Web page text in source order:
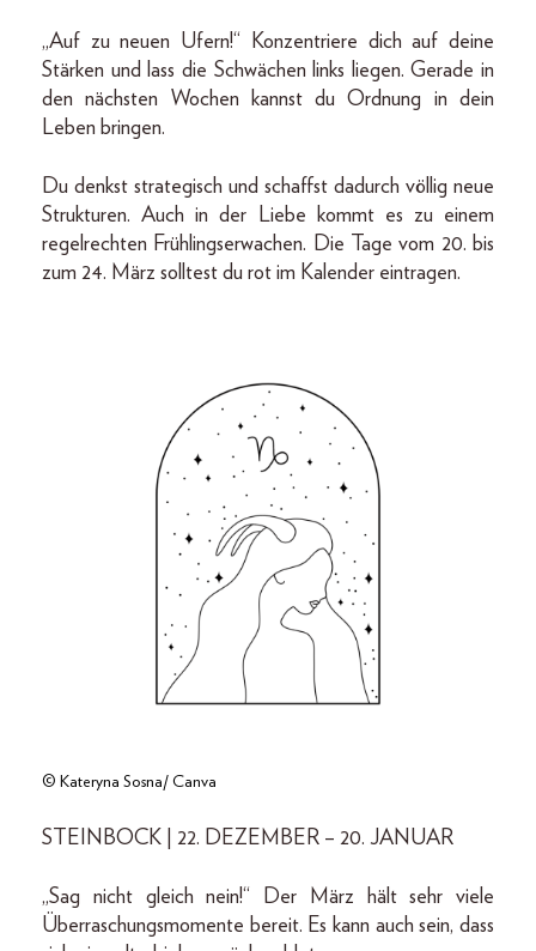
„Auf zu neuen Ufern!“ Konzentriere dich auf deine
Stärken und lass die Schwächen links liegen. Gerade in
den nächsten Wochen kannst du Ordnung in dein
Leben bringen.
Du denkst strategisch und schaffst dadurch völlig neue
Strukturen. Auch in der Liebe kommt es zu einem
regelrechten Frühlingserwachen. Die Tage vom 20. bis
zum 24. März solltest du rot im Kalender eintragen.
© Kateryna Sosna/ Canva
STEINBOCK | 22. DEZEMBER – 20. JANUAR
„Sag nicht gleich nein!“ Der März hält sehr viele
Überraschungsmomente bereit. Es kann auch sein, dass